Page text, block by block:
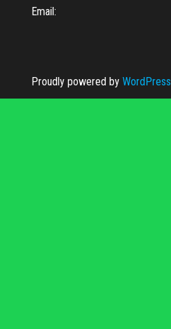
Email:
Proudly powered by WordPress